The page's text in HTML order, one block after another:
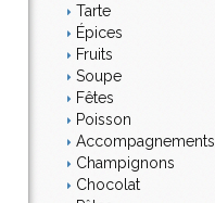
Tarte
Épices
Fruits
Soupe
Fêtes
Poisson
Accompagnements
Champignons
Chocolat